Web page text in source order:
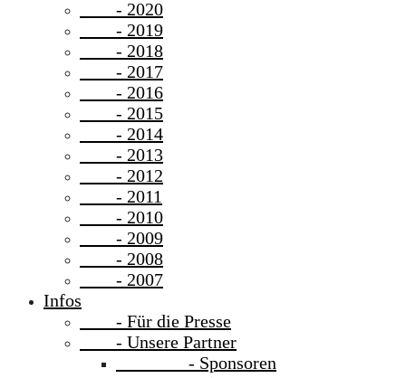
- 2020
- 2019
- 2018
- 2017
- 2016
- 2015
- 2014
- 2013
- 2012
- 2011
- 2010
- 2009
- 2008
- 2007
Infos
- Für die Presse
- Unsere Partner
- Sponsoren